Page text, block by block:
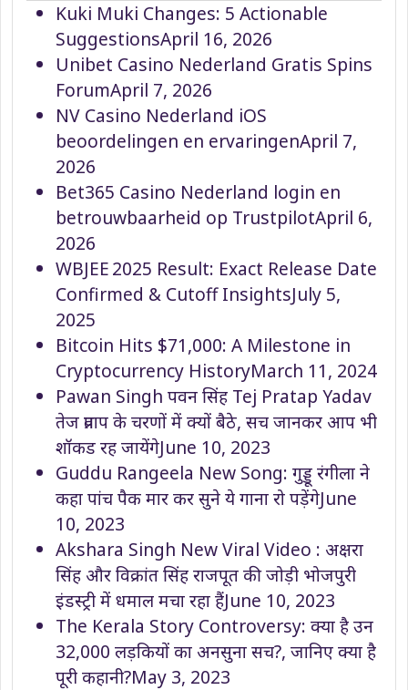
Kuki Muki Changes: 5 Actionable
SuggestionsApril 16, 2026
Unibet Casino Nederland Gratis Spins
ForumApril 7, 2026
NV Casino Nederland iOS
beoordelingen en ervaringenApril 7,
2026
Bet365 Casino Nederland login en
betrouwbaarheid op TrustpilotApril 6,
2026
WBJEE 2025 Result: Exact Release Date
Confirmed & Cutoff InsightsJuly 5,
2025
Bitcoin Hits $71,000: A Milestone in
Cryptocurrency HistoryMarch 11, 2024
Pawan Singh पवन सिंह Tej Pratap Yadav
तेज प्रताप के चरणों में क्यों बैठे, सच जानकर आप भी
शॉकड रह जायेंगेJune 10, 2023
Guddu Rangeela New Song: गुड्डू रंगीला ने
कहा पांच पैक मार कर सुने ये गाना रो पड़ेंगेJune
10, 2023
Akshara Singh New Viral Video : अक्षरा
सिंह और विक्रांत सिंह राजपूत की जोड़ी भोजपुरी
इंडस्ट्री में धमाल मचा रहा हैंJune 10, 2023
The Kerala Story Controversy: क्या है उन
32,000 लड़कियों का अनसुना सच?, जानिए क्या है
पूरी कहानी?May 3, 2023